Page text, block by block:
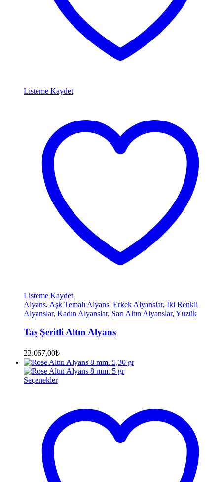
Listeme Kaydet
Listeme Kaydet
Alyans, Aşk Temalı Alyans, Erkek Alyanslar, İki Renkli
Alyanslar, Kadın Alyanslar, Sarı Altın Alyanslar, Yüzük
Taş Şeritli Altın Alyans
23.067,00₺
Seçenekler